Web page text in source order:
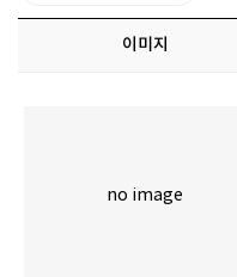
이미지
no image